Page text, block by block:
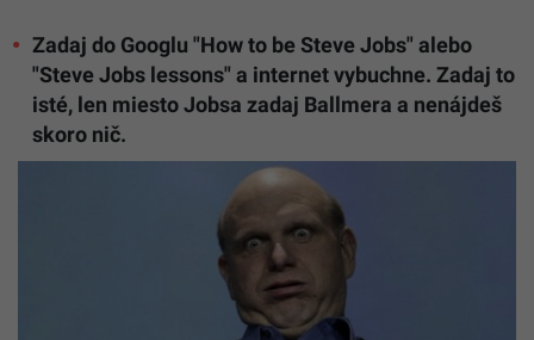
Zadaj do Googlu "How to be Steve Jobs" alebo
"Steve Jobs lessons" a internet vybuchne. Zadaj to
isté, len miesto Jobsa zadaj Ballmera a nenájdeš
skoro nič.